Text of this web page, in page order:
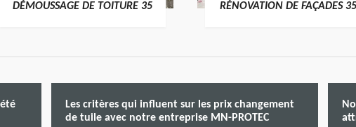
DÉMOUSSAGE DE TOITURE 35 RÉNOVATION DE FAÇADES 35
Les critères qui influent sur les prix changement
de tuile avec notre entreprise MN-PROTEC